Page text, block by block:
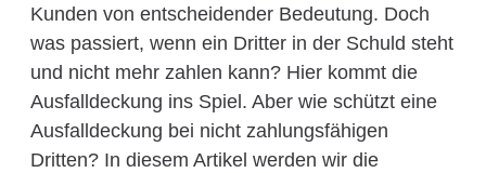
Kunden von entscheidender Bedeutung. Doch
was passiert, wenn ein Dritter in der Schuld steht
und nicht mehr zahlen kann? Hier kommt die
Ausfalldeckung ins Spiel. Aber wie schützt eine
Ausfalldeckung bei nicht zahlungsfähigen
Dritten? In diesem Artikel werden wir die